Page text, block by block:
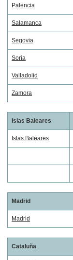
Palencia
Salamanca
Segovia
Soria
Valladolid
Zamora
Islas Baleares
Islas Baleares
Madrid
Madrid
Cataluña